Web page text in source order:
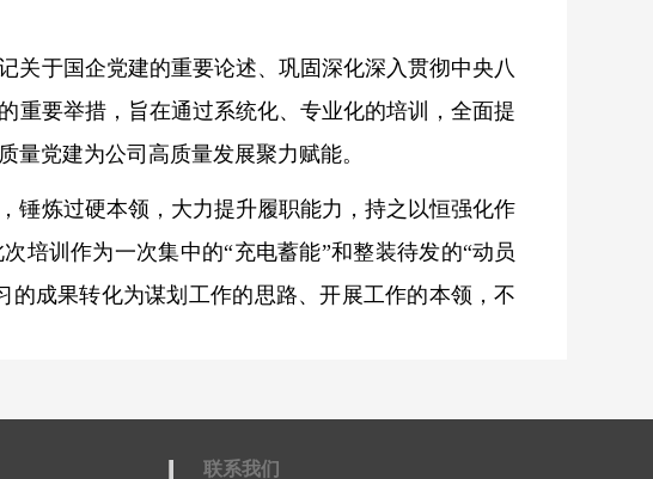
关于国企党建的重要论述、巩固深化深入贯彻中央八
重要举措，旨在通过系统化、专业化的培训，全面提
量党建为公司高质量发展聚力赋能。
锤炼过硬本领，大力提升履职能力，持之以恒强化作
培训作为一次集中的“充电蓄能”和整装待发的“动员
成果转化为谋划工作的思路、开展工作的本领，不
联系我们